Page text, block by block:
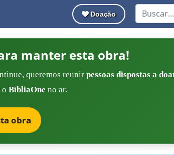
Doação
manter esta obra!
queremos reunir pessoas dispostas a
o BíbliaOne no ar.
obra